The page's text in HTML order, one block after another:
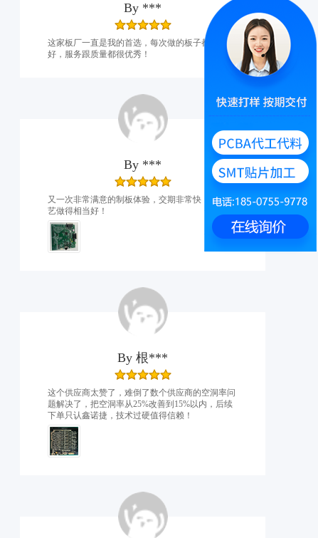
By ***
这家板厂一直是我的首选，每次做的板子都非常
好，服务跟质量都很优秀！
By ***
又一次非常满意的制板体验，交期非常快，贴片工
艺做得相当好！
By 根***
这个供应商太赞了，难倒了数个供应商的空洞率问
题解决了，把空洞率从25%改善到15%以内，后续
下单只认鑫诺捷，技术过硬值得信赖！